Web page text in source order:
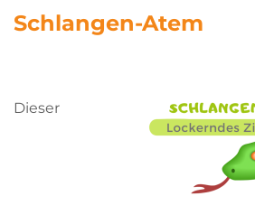
Schlangen-Atem
Dieser